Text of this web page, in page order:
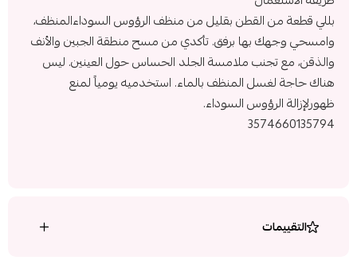
بللي قطعة من القطن بقليل من منظف الرؤوس السوداءالمنظف،
وامسحي وجهك بها برفق. تأكدي من مسح منطقة الجبين والأنف
والذقن، مع تجنب ملامسة الجلد الحساس حول العينين. ليس
هناك حاجة لغسل المنظف بالماء. استخدميه يومياً لمنع
ظهورلإزالة الرؤوس السوداء.
3574660135794
التقييمات